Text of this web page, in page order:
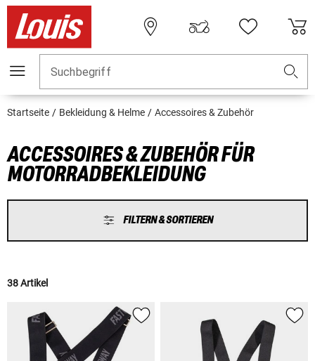
Suchbegriff
Startseite Bekleidung & Helme Accessoires & Zubehör
ACCESSOIRES & ZUBEHÖR FÜR
MOTORRADBEKLEIDUNG
FILTERN & SORTIEREN
38 Artikel